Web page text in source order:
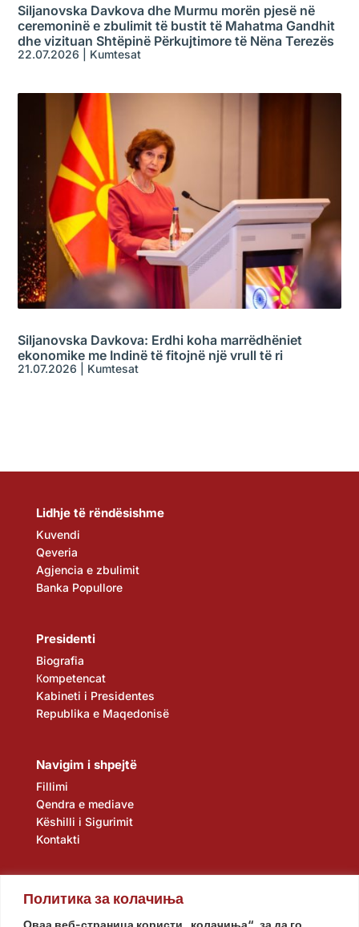
Политика за колачиња
Оваа веб-страница користи „колачиња“, за да го
Siljanovska Davkova dhe Murmu morën pjesë në
ceremoninë e zbulimit të bustit të Mahatma Gandhit
dhe vizituan Shtëpinë Përkujtimore të Nëna Terezës
22.07.2026 Kumtesat
Siljanovska Davkova: Erdhi koha marrëdhëniet
ekonomike me Indinë të fitojnë një vrull të ri
21.07.2026 Kumtesat
Lidhje të rëndësishme
Kuvendi
Qeveria
Agjencia e zbulimit
Banka Popullore
Presidenti
Biografia
Кompetencat
Kabineti i Presidentes
Republika e Maqedonisë
Navigim i shpejtë
Fillimi
Qendra e mediave
Këshilli i Sigurimit
Kontakti